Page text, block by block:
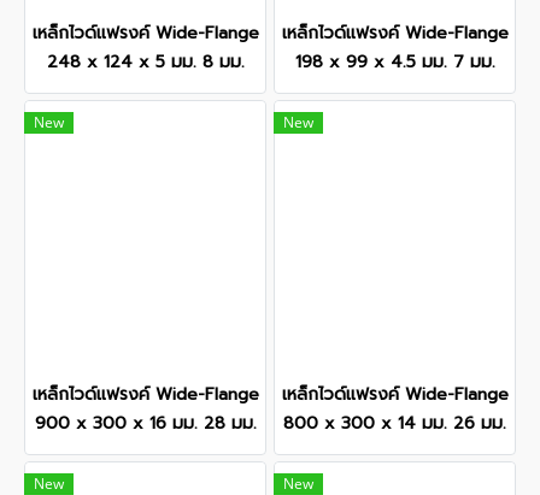
เหล็กไวด์แฟรงค์ Wide-Flange
248 x 124 x 5 มม. 8 มม.
เหล็กไวด์แฟรงค์ Wide-Flange
198 x 99 x 4.5 มม. 7 มม.
New
เหล็กไวด์แฟรงค์ Wide-Flange
900 x 300 x 16 มม. 28 มม.
New
เหล็กไวด์แฟรงค์ Wide-Flange
800 x 300 x 14 มม. 26 มม.
New New